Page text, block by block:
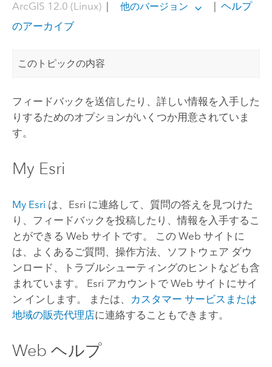
ArcGIS 12.0 (Linux)| 他のバージョン
ヘルプ
のアーカイブ
このトピックの内容
フィードバックを送信したり、詳しい情報を入手した
りするためのオプションがいくつか用意されていま
す。
My Esri
My Esri は、 Esri に連絡して、質問の答えを見つけた
り、フィードバックを投稿したり、情報を入手するこ
とができる Web サイトです。 この Web サイトに
は、よくあるご質問、操作方法、ソフトウェア ダウ
ンロード、トラブルシューティングのヒントなども含
まれています。 Esri アカウントで Web サイトにサイ
ン インします。 または、
カスタマー サービスまたは
地域の販売代理店に連絡することもできます。
Web ヘルプ